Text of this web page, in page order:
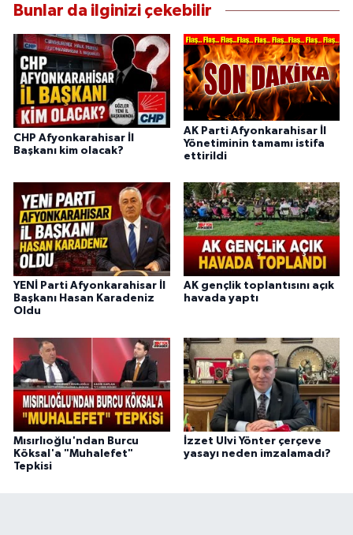
Bunlar da ilginizi çekebilir
CHP Afyonkarahisar İl
Başkanı kim olacak?
AK Parti Afyonkarahisar İl
Yönetiminin tamamı istifa
ettirildi
YENİ Parti Afyonkarahisar İl
Başkanı Hasan Karadeniz
Oldu
AK gençlik toplantısını açık
havada yaptı
Mısırlıoğlu'ndan Burcu
Köksal'a "Muhalefet"
Tepkisi
İzzet Ulvi Yönter çerçeve
yasayı neden imzalamadı?